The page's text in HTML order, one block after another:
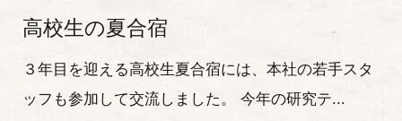
高校生の夏合宿
３年目を迎える高校生夏合宿には、本社の若手スタ
ッフも参加して交流しました。 今年の研究テ...